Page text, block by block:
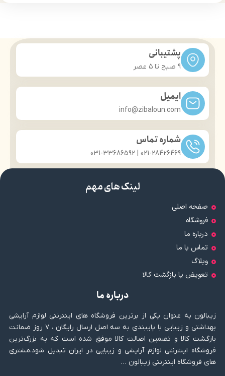
پشتیبانی
9 صبح تا ۵ عصر
ایمیل
info@zibaloun.com
شماره تماس
021-28426469 | 031-33686592
لینک های مهم
صفحه اصلی
فروشگاه
درباره ما
تماس با ما
وبلاگ
تعویض یا بازگشت کالا
درباره ما
زیبالون به عنوان یکی از برترین فروشگاه های اینترنتی لوازم آرایشی
بهداشتی و زیبایی با پایبندی به سه اصل ارسال رایگان ، ۷ روز ضمانت
بازگشت کالا و تضمین اصالت کالا موفق شده است که به بزرگ‌ترین
فروشگاه اینترنتی لوازم آرایشی و زیبایی در ایران تبدیل شود.مشتری
های فروشگاه اینترنتی زیبالون …